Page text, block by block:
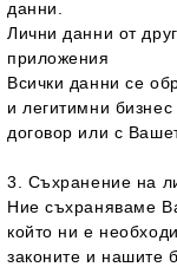
данни.
Лични данни от
приложения
Всички данни се
и легитимни
договор или с
3. Съхранение на
Ние съхраняваме
който ни е
законите и нашите